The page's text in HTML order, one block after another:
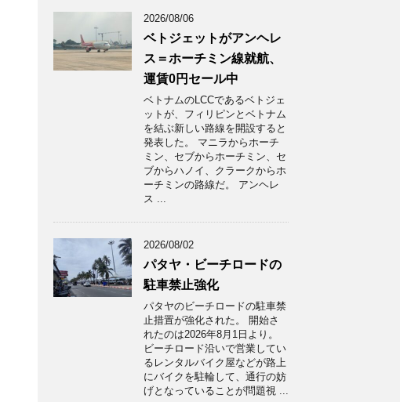
2026/08/06
ベトジェットがアンヘレ
ス＝ホーチミン線就航、
運賃0円セール中
ベトナムのLCCであるベトジェ
ットが、フィリピンとベトナム
を結ぶ新しい路線を開設すると
発表した。 マニラからホーチ
ミン、セブからホーチミン、セ
ブからハノイ、クラークからホ
ーチミンの路線だ。 アンヘレ
ス ...
2026/08/02
パタヤ・ビーチロードの
駐車禁止強化
パタヤのビーチロードの駐車禁
止措置が強化された。 開始さ
れたのは2026年8月1日より。
ビーチロード沿いで営業してい
るレンタルバイク屋などが路上
にバイクを駐輪して、通行の妨
げとなっていることが問題視 ...